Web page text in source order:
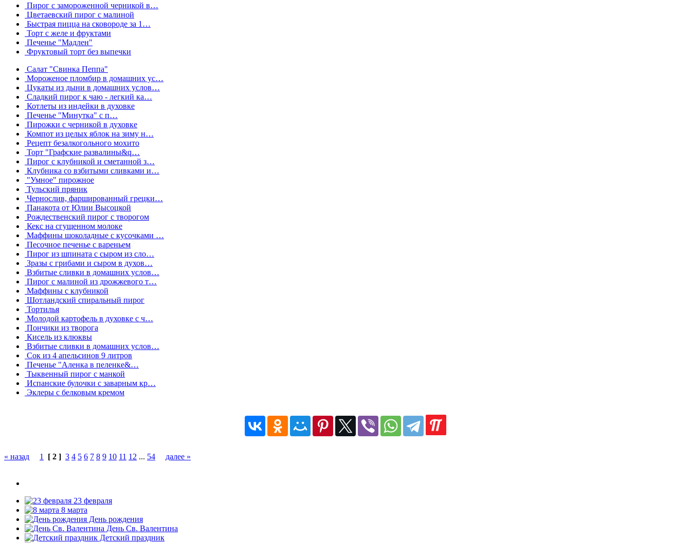
Пирог с замороженной черникой в…
Цветаевский пирог с малиной
Быстрая пицца на сковороде за 1…
Торт с желе и фруктами
Печенье "Мадлен"
Фруктовый торт без выпечки
Салат "Свинка Пеппа"
Мороженое пломбир в домашних ус…
Цукаты из дыни в домашних услов…
Сладкий пирог к чаю - легкий ка…
Котлеты из индейки в духовке
Печенье "Минутка" с п…
Пирожки с черникой в духовке
Компот из целых яблок на зиму н…
Рецепт безалкогольного мохито
Торт "Графские развалины&q…
Пирог с клубникой и сметанной з…
Клубника со взбитыми сливками и…
"Умное" пирожное
Тульский пряник
Чернослив, фаршированный грецки…
Панакота от Юлии Высоцкой
Рождественский пирог с творогом
Кекс на сгущенном молоке
Маффины шоколадные с кусочками …
Песочное печенье с вареньем
Пирог из шпината с сыром из сло…
Зразы с грибами и сыром в духов…
Взбитые сливки в домашних услов…
Пирог с малиной из дрожжевого т…
Маффины с клубникой
Шотландский спиральный пирог
Тортилья
Молодой картофель в духовке с ч…
Пончики из творога
Кисель из клюквы
Взбитые сливки в домашних услов…
Сок из 4 апельсинов 9 литров
Печенье "Аленка в пеленке&…
Тыквенный пирог с манкой
Испанские булочки с заварным кр…
Эклеры с белковым кремом
« назад 1 [ 2 ] 3 4 5 6 7 8 9 10 11 12 ... 54 далее »
23 февраля
8 марта
День рождения
День Св. Валентина
Детский праздник